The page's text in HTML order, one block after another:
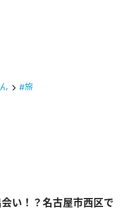
#旅
い！？名古屋市西区で